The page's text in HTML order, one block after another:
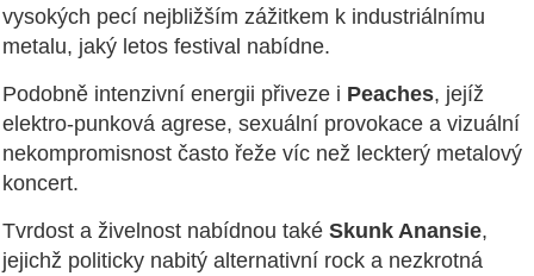
vysokých pecí nejbližším zážitkem k industriálnímu
metalu, jaký letos festival nabídne.
Podobně intenzivní energii přiveze i Peaches, jejíž
elektro‑punková agrese, sexuální provokace a vizuální
nekompromisnost často řeže víc než leckterý metalový
koncert.
Tvrdost a živelnost nabídnou také Skunk Anansie,
jejichž politicky nabitý alternativní rock a nezkrotná